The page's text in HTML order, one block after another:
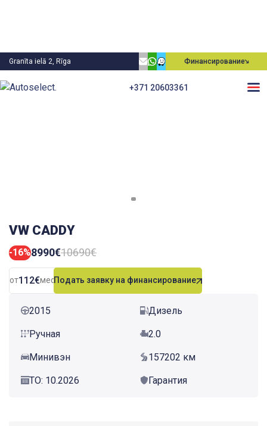
Granīta ielā 2, Rīga Финансирование
+371 20603361
VW CADDY
-16%8990€10690€
от112€мес.Подать заявку на финансирование
2015 Дизель
Ручная 2.0
Минивэн 157202 км
ТО: 10.2026 Гарантия